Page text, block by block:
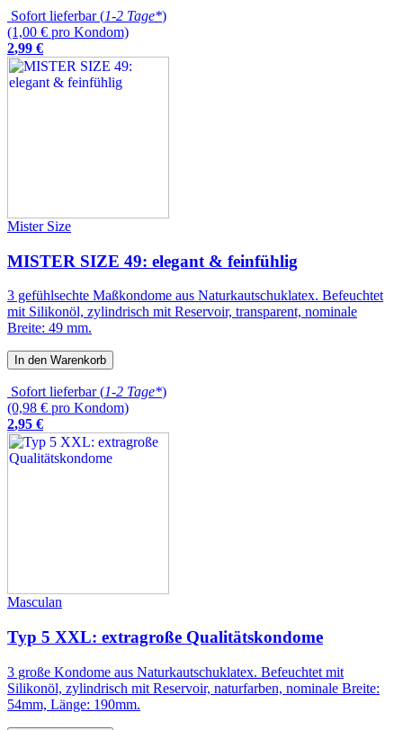
Sofort lieferbar (1-2 Tage*)
(1,00 € pro Kondom)
2,99 €
Mister Size
MISTER SIZE 49: elegant & feinfühlig
3 gefühlsechte Maßkondome aus Naturkautschuklatex. Befeuchtet
mit Silikonöl, zylindrisch mit Reservoir, transparent, nominale
Breite: 49 mm.
In den Warenkorb
Sofort lieferbar (1-2 Tage*)
(0,98 € pro Kondom)
2,95 €
Masculan
Typ 5 XXL: extragroße Qualitätskondome
3 große Kondome aus Naturkautschuklatex. Befeuchtet mit
Silikonöl, zylindrisch mit Reservoir, naturfarben, nominale Breite:
54mm, Länge: 190mm.